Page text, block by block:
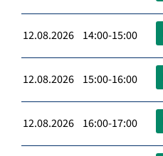
12.08.2026 14:00-15:00
12.08.2026 15:00-16:00
12.08.2026 16:00-17:00